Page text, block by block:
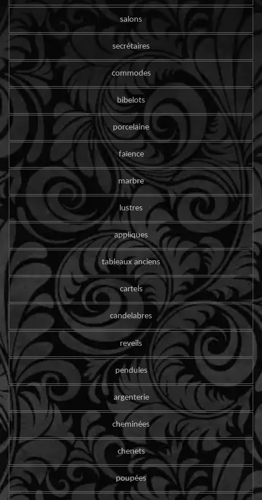
salons
secrétaires
commodes
bibelots
porcelaine
faïence
marbre
lustres
appliques
tableaux anciens
cartels
candelabres
reveils
pendules
argenterie
cheminées
chenets
poupées